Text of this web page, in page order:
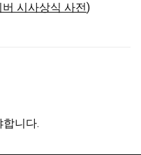
버 시사상식 사전)
합니다.